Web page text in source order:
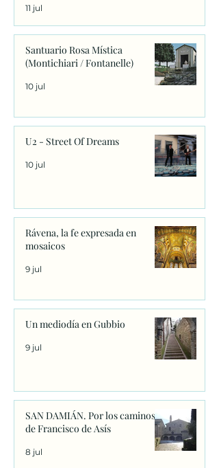
11 jul
Santuario Rosa Mística
(Montichiari / Fontanelle)
10 jul
U2 - Street Of Dreams
10 jul
Rávena, la fe expresada en
mosaicos
9 jul
Un mediodía en Gubbio
9 jul
SAN DAMIÁN. Por los caminos
de Francisco de Asís
8 jul